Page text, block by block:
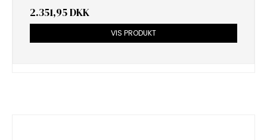
2.351,95 DKK
VIS PRODUKT